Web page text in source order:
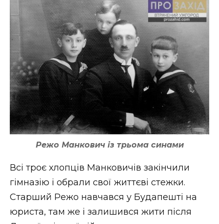
Режо Манкович із трьома синами
Всі троє хлопців Манковичів закінчили
гімназію і обрали свої життєві стежки.
Старший Режо навчався у Будапешті на
юриста, там же і залишився жити після